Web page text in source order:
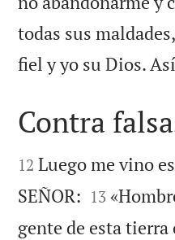
todas sus
fiel y yo su Dios.

Contra

12 Luego me vino
SEÑOR: 

13
gente de esta